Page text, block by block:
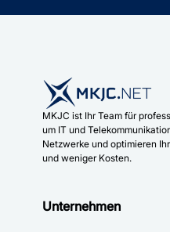
MKJC ist Ihr Team für
um IT und
Netzwerke und optimieren
und weniger Kosten.
Unternehmen